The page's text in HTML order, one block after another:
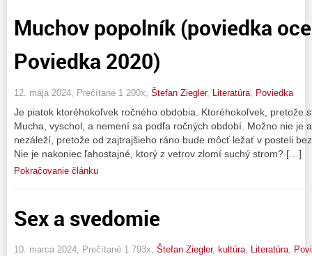
Muchov popolník (poviedka
Poviedka 2020)
12. mája 2024, Prečítané 1 200x, Štefan Ziegler, Literatúra Poviedka
Je piatok ktoréhokoľvek ročného obdobia. Ktoréhokoľvek, pretože
Mucha, vyschol, a nemení sa podľa ročných období. Možno nie je
nezáleží, pretože od zajtrajšieho ráno bude môcť ležať v posteli
Nie je nakoniec ľahostajné, ktorý z vetrov zlomí suchý strom? […]
Pokračovanie článku
Sex a svedomie
10. marca 2024, Prečítané 1 793x, Štefan Ziegler, kultúra, Literatúra,